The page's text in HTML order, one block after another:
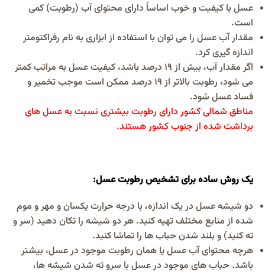
عسل با کیفیت و خوب اساساً دارای محتوای آب (رطوبت) کمی
است.
مقدار آب عسل را می توان با استفاده از ابزاری به نام رفراکتومتر
اندازه گیری کرد.
اگر مقدار آب، بیش از 19 درصد باشد، کیفیت عسل به مراتب کمتر
می شود، رطوبت بالاتر از 19 درصد ممکن است موجب تخمیر و
فساد عسل شود.
مناطق شمالی کشور دارای رطوبت بیشتری نسبت به عسل های
برداشت شده از جنوب کشور هستند.
یک روش ساده برای تشخیص رطوبت عسل:
دو شیشه عسل در یک اندازه، با درجه حرارت یکسان و مهر و موم
شده از منابع مختلف تهیه کنید. هر دو شیشه را تکان دهید (سر و
ته کنید) و بلند شدن حباب ها را تماشا کنید.
هرچه محتوای آب عسل یا همان رطوبت موجود در عسل، بیشتر
باشد. حباب های موجود در عسل با سرو ته شدن شیشه ها،